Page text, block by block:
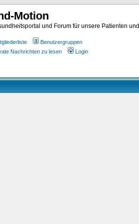
Motion
und Forum für unsere Patienten
Benutzergruppen
Nachrichten zu lesen Login